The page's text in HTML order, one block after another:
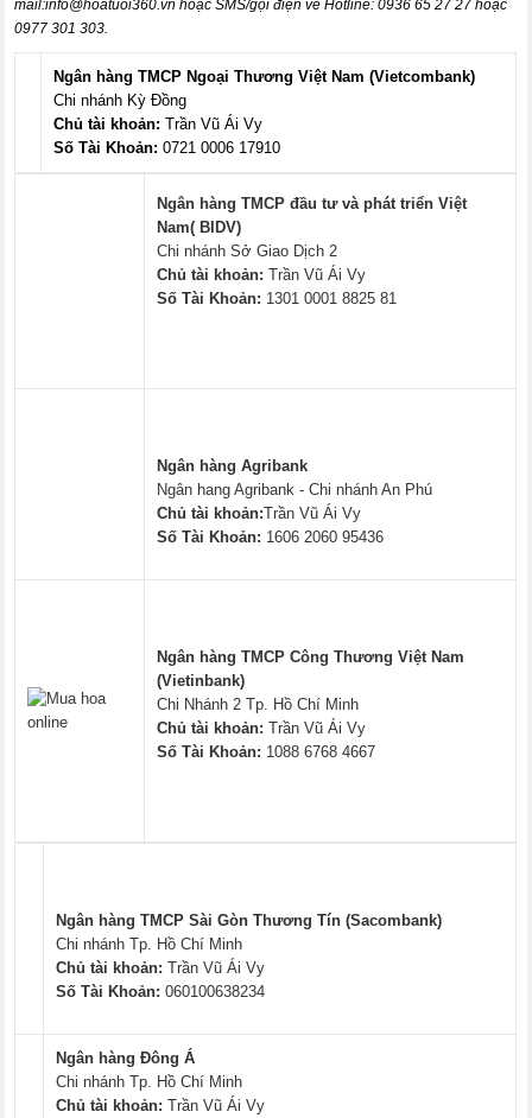
mail:info@hoatuoi360.vn hoặc SMS/gọi điện về Hotline: 0936 65 27 27 hoặc
0977 301 303.
Ngân hàng TMCP Ngoại Thương Việt Nam (Vietcombank)
Chi nhánh Kỳ Đồng
Chủ tài khoản: Trần Vũ Ái Vy
Số Tài Khoản: 0721 0006 17910
Ngân hàng TMCP đầu tư và phát triển Việt
Nam( BIDV)
Chi nhánh Sở Giao Dịch 2
Chủ tài khoản: Trần Vũ Ái Vy
Số Tài Khoản: 1301 0001 8825 81
Ngân hàng Agribank
Ngân hang Agribank - Chi nhánh An Phú
Chủ tài khoản:Trần Vũ Ái Vy
Số Tài Khoản: 1606 2060 95436
Ngân hàng TMCP Công Thương Việt Nam
(Vietinbank)
Chi Nhánh 2 Tp. Hồ Chí Minh
Chủ tài khoản: Trần Vũ Ái Vy
Số Tài Khoản: 1088 6768 4667
Ngân hàng TMCP Sài Gòn Thương Tín (Sacombank)
Chi nhánh Tp. Hồ Chí Minh
Chủ tài khoản: Trần Vũ Ái Vy
Số Tài Khoản: 060100638234
Ngân hàng Đông Á
Chi nhánh Tp. Hồ Chí Minh
Chủ tài khoản: Trần Vũ Ái Vy